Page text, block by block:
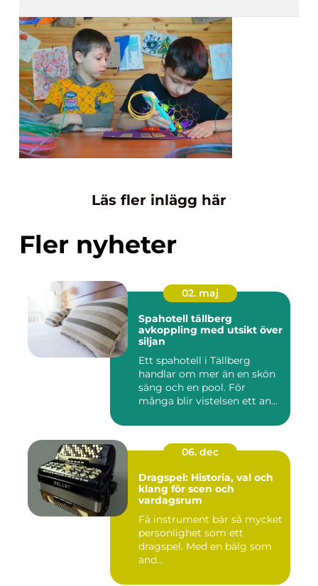
Läs fler inlägg här
Fler nyheter
02. maj
Spahotell tällberg
avkoppling med utsikt över
siljan
Ett spahotell i Tällberg
handlar om mer än en skön
säng och en pool. För
många blir vistelsen ett an...
06. dec
Dragspel: Historia, val och
klang för scen och
vardagsrum
Få instrument bär så mycket
personlighet som ett
dragspel. Med en bälg som
and...